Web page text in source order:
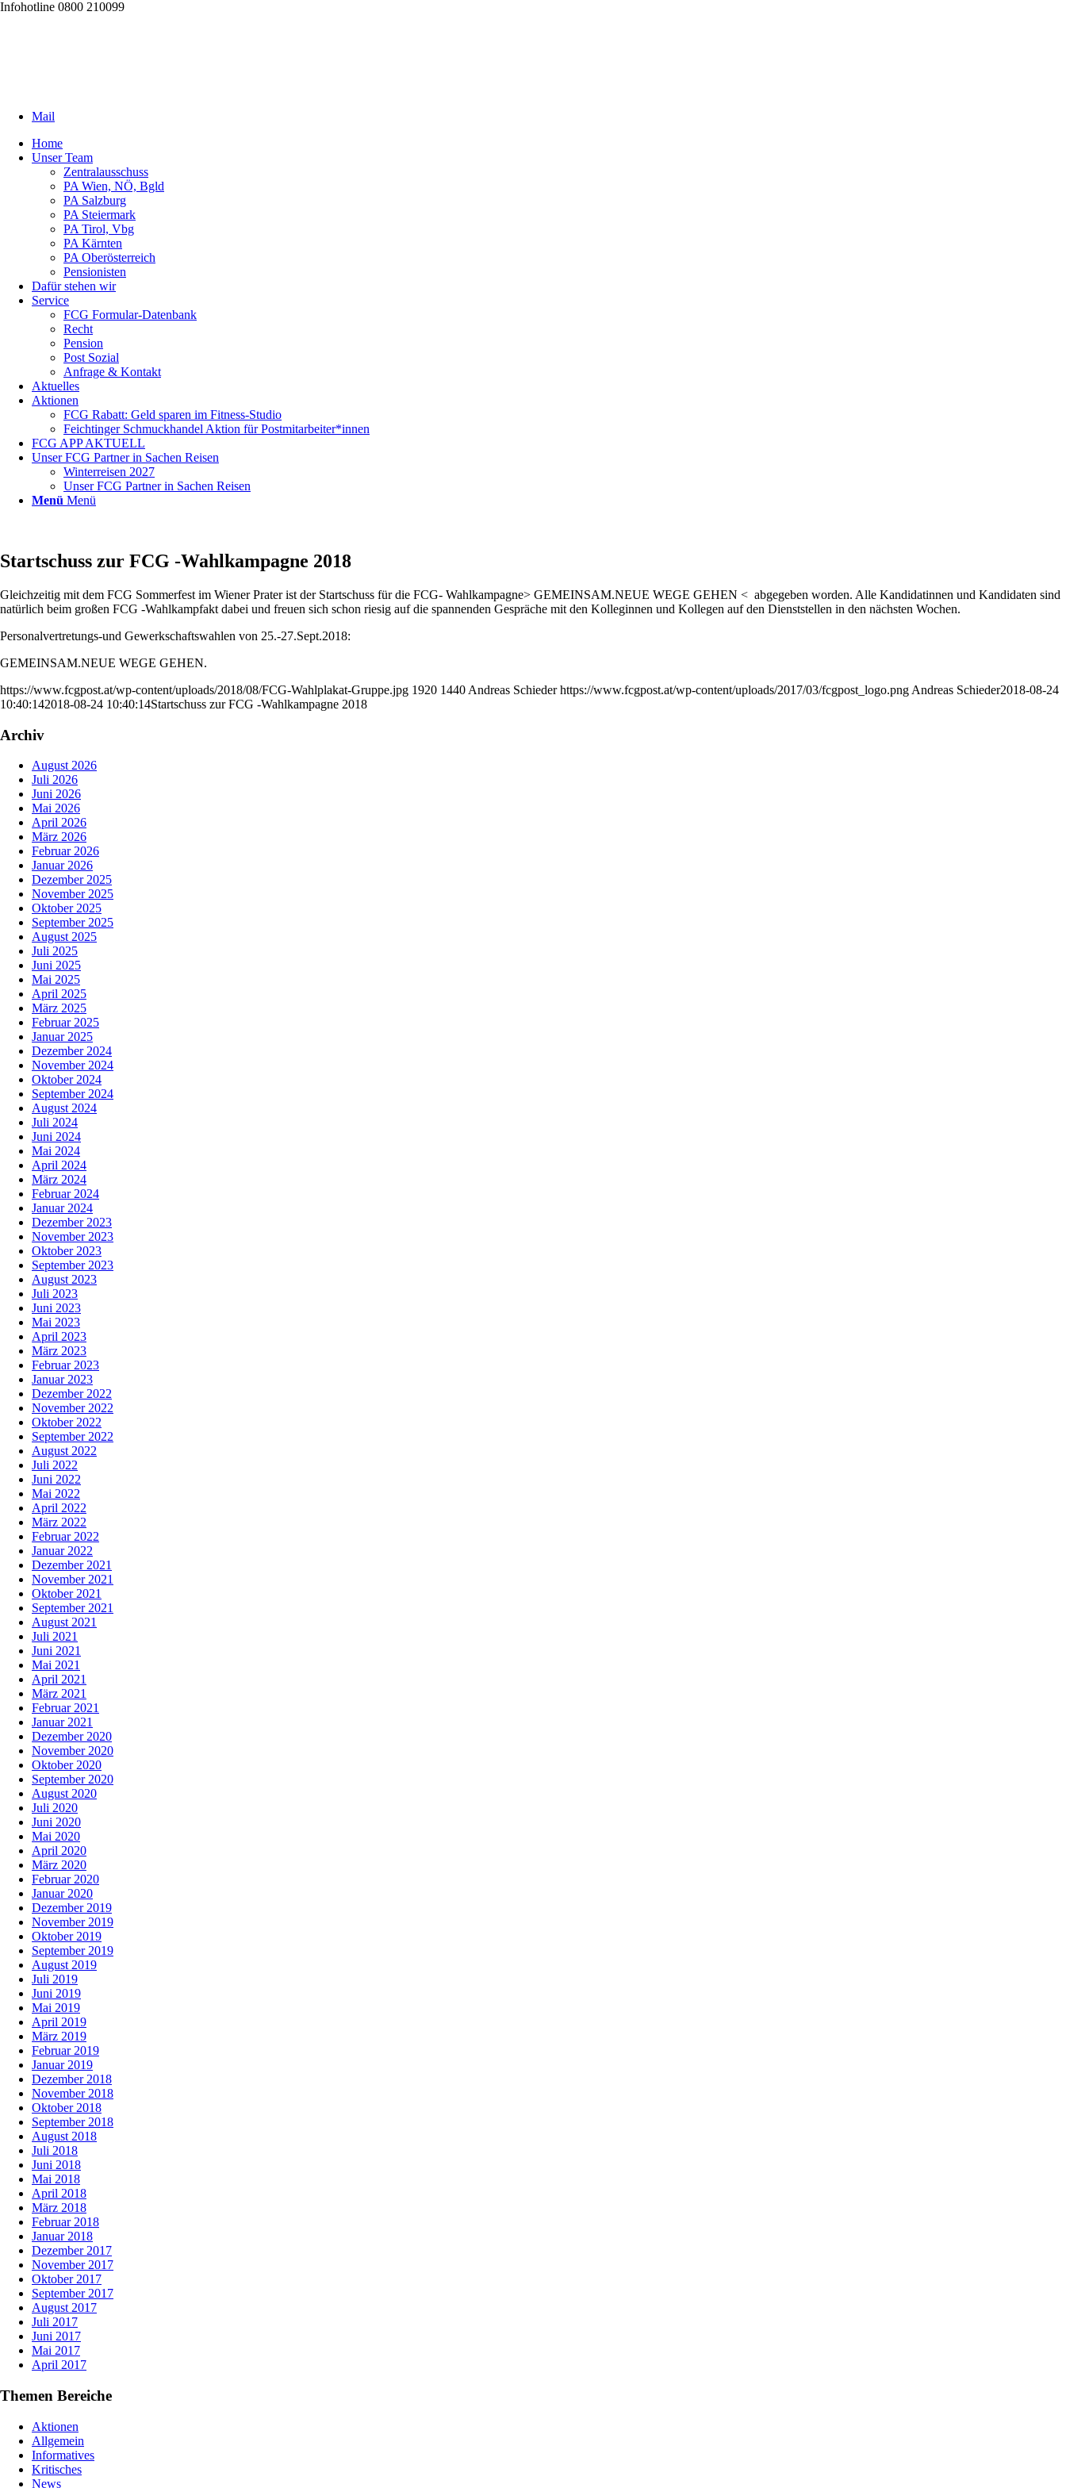
Infohotline 0800 210099
Mail
Home
Unser Team
Zentralausschuss
PA Wien, NÖ, Bgld
PA Salzburg
PA Steiermark
PA Tirol, Vbg
PA Kärnten
PA Oberösterreich
Pensionisten
Dafür stehen wir
Service
FCG Formular-Datenbank
Recht
Pension
Post Sozial
Anfrage & Kontakt
Aktuelles
Aktionen
FCG Rabatt: Geld sparen im Fitness-Studio
Feichtinger Schmuckhandel Aktion für Postmitarbeiter*innen
FCG APP AKTUELL
Unser FCG Partner in Sachen Reisen
Winterreisen 2027
Unser FCG Partner in Sachen Reisen
Menü Menü
Startschuss zur FCG -Wahlkampagne 2018
Gleichzeitig mit dem FCG Sommerfest im Wiener Prater ist der Startschuss für die FCG- Wahlkampagne> GEMEINSAM.NEUE WEGE GEHEN < abgegeben worden. Alle Kandidatinnen und Kandidaten sind
natürlich beim großen FCG -Wahlkampfakt dabei und freuen sich schon riesig auf die spannenden Gespräche mit den Kolleginnen und Kollegen auf den Dienststellen in den nächsten Wochen.
Personalvertretungs-und Gewerkschaftswahlen von 25.-27.Sept.2018:
GEMEINSAM.NEUE WEGE GEHEN.
https://www.fcgpost.at/wp-content/uploads/2018/08/FCG-Wahlplakat-Gruppe.jpg 1920 1440 Andreas Schieder https://www.fcgpost.at/wp-content/uploads/2017/03/fcgpost_logo.png Andreas Schieder2018-08-24
10:40:142018-08-24 10:40:14Startschuss zur FCG -Wahlkampagne 2018
Archiv
August 2026
Juli 2026
Juni 2026
Mai 2026
April 2026
März 2026
Februar 2026
Januar 2026
Dezember 2025
November 2025
Oktober 2025
September 2025
August 2025
Juli 2025
Juni 2025
Mai 2025
April 2025
März 2025
Februar 2025
Januar 2025
Dezember 2024
November 2024
Oktober 2024
September 2024
August 2024
Juli 2024
Juni 2024
Mai 2024
April 2024
März 2024
Februar 2024
Januar 2024
Dezember 2023
November 2023
Oktober 2023
September 2023
August 2023
Juli 2023
Juni 2023
Mai 2023
April 2023
März 2023
Februar 2023
Januar 2023
Dezember 2022
November 2022
Oktober 2022
September 2022
August 2022
Juli 2022
Juni 2022
Mai 2022
April 2022
März 2022
Februar 2022
Januar 2022
Dezember 2021
November 2021
Oktober 2021
September 2021
August 2021
Juli 2021
Juni 2021
Mai 2021
April 2021
März 2021
Februar 2021
Januar 2021
Dezember 2020
November 2020
Oktober 2020
September 2020
August 2020
Juli 2020
Juni 2020
Mai 2020
April 2020
März 2020
Februar 2020
Januar 2020
Dezember 2019
November 2019
Oktober 2019
September 2019
August 2019
Juli 2019
Juni 2019
Mai 2019
April 2019
März 2019
Februar 2019
Januar 2019
Dezember 2018
November 2018
Oktober 2018
September 2018
August 2018
Juli 2018
Juni 2018
Mai 2018
April 2018
März 2018
Februar 2018
Januar 2018
Dezember 2017
November 2017
Oktober 2017
September 2017
August 2017
Juli 2017
Juni 2017
Mai 2017
April 2017
Themen Bereiche
Aktionen
Allgemein
Informatives
Kritisches
News